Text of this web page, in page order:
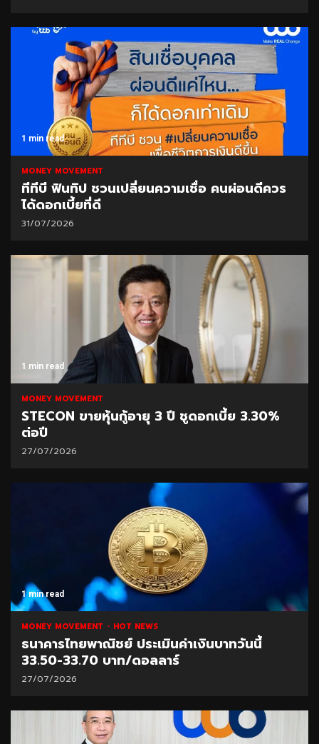
1 min read
MONEY MOVEMENT
ทีทีบี ฟินทิป ชวนเปลี่ยนความเชื่อ คนผ่อนดีควร
ได้ดอกเบี้ยที่ดี
31/07/2026
1 min read
MONEY MOVEMENT
STECON ขายหุ้นกู้อายุ 3 ปี ชูดอกเบี้ย 3.30%
ต่อปี
27/07/2026
1 min read
MONEY MOVEMENT HOT NEWS
ธนาคารไทยพาณิชย์ ประเมินค่าเงินบาทวันนี้
33.50-33.70 บาท/ดอลลาร์
27/07/2026